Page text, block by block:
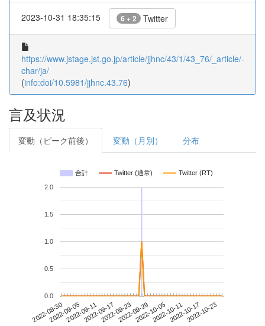
2023-10-31 18:35:15 6 + 2 Twitter
https://www.jstage.jst.go.jp/article/jjhnc/43/1/43_76/_article/-
char/ja/
(info:doi/10.5981/jjhnc.43.76)
言及状況
変動（ピーク前後） 変動（月別） 分布
合計 Twitter (通常) Twitter (RT)
2022-08-302022-09-052022-09-112022-09-172022-09-232022-09-292022-10-052022-10-112022-10-172022-10-23
0.0
0.5
1.0
1.5
2.0